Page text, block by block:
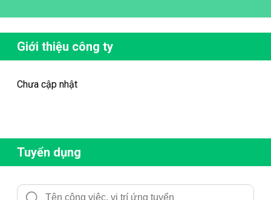
Giới thiệu công ty
Chưa cập nhật
Tuyển dụng